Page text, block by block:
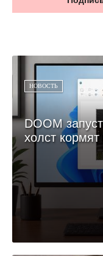
НОВОСТЬ
DOOM
холст